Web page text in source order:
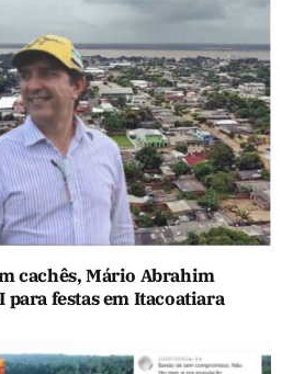
cachês, Mário Abrahim
para festas em Itacoatiara